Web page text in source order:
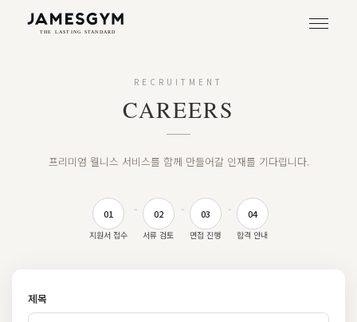
RECRUITMENT
CAREERS
프리미엄 웰니스 서비스를 함께 만들어갈 인재를 기다립니다.
01
지원서 접수
- 02
서류 검토
- 03
면접 진행
- 04
합격 안내
제목